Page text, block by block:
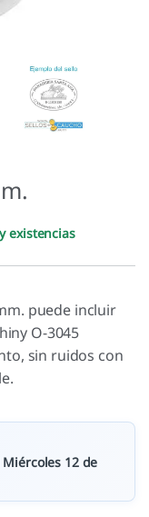
existencias
puede incluir
O-3045
sin ruidos con
Miércoles 12 de